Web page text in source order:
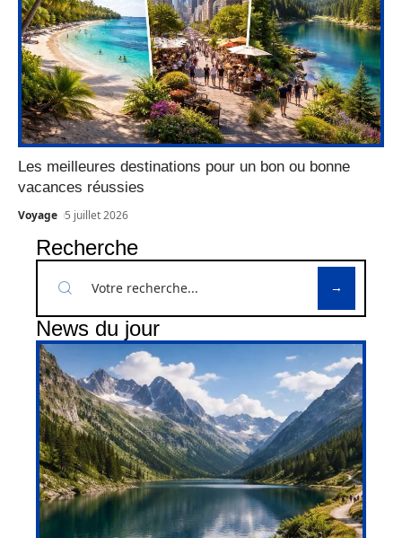
Les meilleures destinations pour un bon ou bonne
vacances réussies
Voyage 5 juillet 2026
Recherche
News du jour